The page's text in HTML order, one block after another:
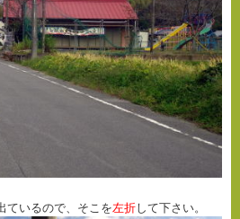
ているので、そこを左折して下さい。